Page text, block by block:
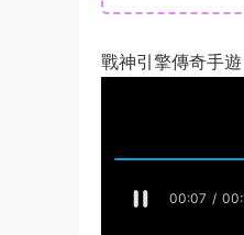
戰神引擎傳奇手